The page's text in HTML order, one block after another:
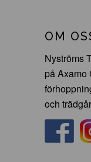
OM
Nyströms
på Axamo
och